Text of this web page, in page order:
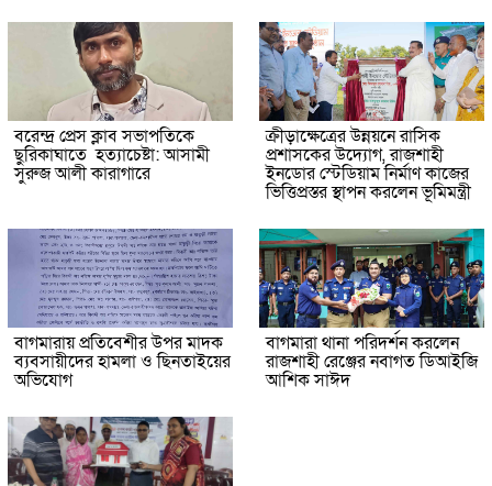
বরেন্দ্র প্রেস ক্লাব সভাপতিকে
ছুরিকাঘাতে হত্যাচেষ্টা: আসামী
সুরুজ আলী কারাগারে
ক্রীড়াক্ষেত্রের উন্নয়নে রাসিক
প্রশাসকের উদ্যোগ, রাজশাহী
ইনডোর স্টেডিয়াম নির্মাণ কাজের
ভিত্তিপ্রস্তর স্থাপন করলেন ভূমিমন্ত্রী
বাগমারায় প্রতিবেশীর উপর মাদক
ব্যবসায়ীদের হামলা ও ছিনতাইয়ের
অভিযোগ
বাগমারা থানা পরিদর্শন করলেন
রাজশাহী রেঞ্জের নবাগত ডিআইজি
আশিক সাঈদ